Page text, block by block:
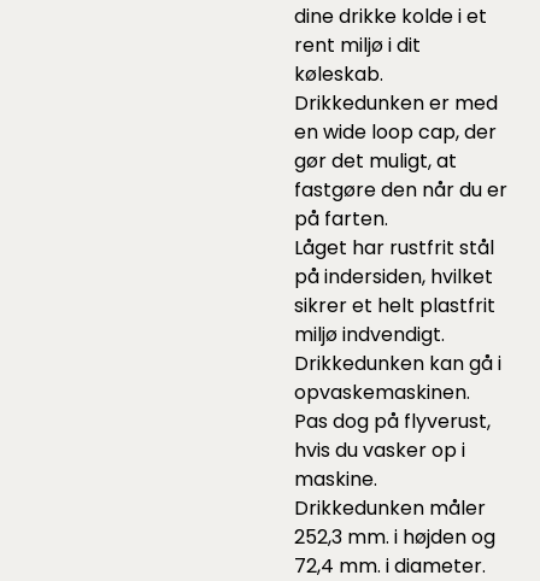
dine drikke kolde i et
rent miljø i dit
køleskab.
Drikkedunken er med
en wide loop cap, der
gør det muligt, at
fastgøre den når du er
på farten.
Låget har rustfrit stål
på indersiden, hvilket
sikrer et helt plastfrit
miljø indvendigt.
Drikkedunken kan gå i
opvaskemaskinen.
Pas dog på flyverust,
hvis du vasker op i
maskine.
Drikkedunken måler
252,3 mm. i højden og
72,4 mm. i diameter.